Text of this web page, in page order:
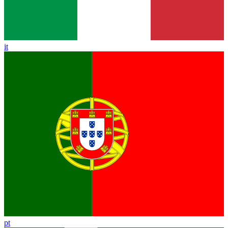
it
pt